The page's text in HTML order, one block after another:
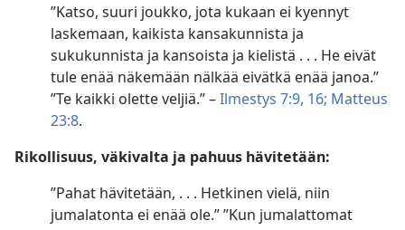
”Katso, suuri joukko, jota kukaan ei kyennyt
laskemaan, kaikista kansakunnista ja
sukukunnista ja kansoista ja kielistä . . . He eivät
tule enää näkemään nälkää eivätkä enää janoa.”
”Te kaikki olette veljiä.” –Ilmestys 7:9, 16; Matteus
23:8.
Rikollisuus, väkivalta ja pahuus hävitetään:
”Pahat hävitetään, . . . Hetkinen vielä, niin
jumalatonta ei enää ole.” ”Kun jumalattomat